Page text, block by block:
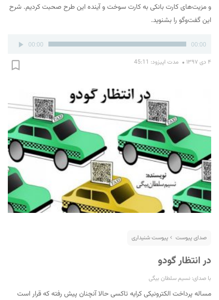
و مزیت‌های کارت بانکی به کارت سوخت و آینده این طرح صحبت کردیم. شرح
این گفت‌وگو را بشنوید.
پخش‌کننده
00:00 00:00
۴ دی ۱۳۹۷ مدت اپیزود: 45:11
صدای پیوست پیوست شنیداری
در انتظار گودو
با صدای: نسیم سلطان بیگی
مساله پرداخت الکترونیکی کرایه تاکسی حالا آنچنان پیش رفته که قرار است